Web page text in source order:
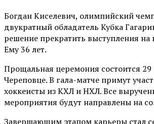
Богдан Киселевич, олимпийский
двукратный обладатель Кубка
решение прекратить выступления
Ему 36 лет.
Прощальная церемония состоится
Череповце. В гала-матче примут
хоккеисты из КХЛ и НХЛ. Все
мероприятия будут направлены на
Завершающим этапом карьеры стал